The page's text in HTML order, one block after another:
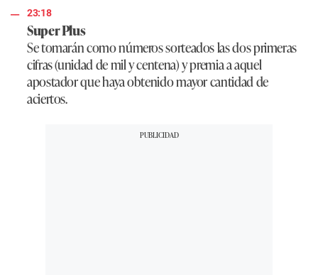
23:18
Super Plus
Se tomarán como números sorteados las dos primeras
cifras (unidad de mil y centena) y premia a aquel
apostador que haya obtenido mayor cantidad de
aciertos.